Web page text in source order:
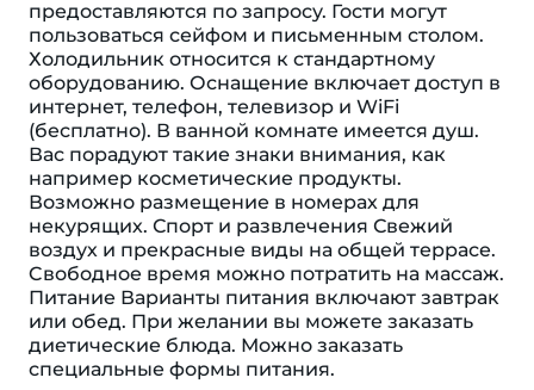
предоставляются по запросу. Гости могут
пользоваться сейфом и письменным столом.
Холодильник относится к стандартному
оборудованию. Оснащение включает доступ в
интернет, телефон, телевизор и WiFi
(бесплатно). В ванной комнате имеется душ.
Вас порадуют такие знаки внимания, как
например косметические продукты.
Возможно размещение в номерах для
некурящих. Спорт и развлечения Свежий
воздух и прекрасные виды на общей террасе.
Cвободное время можно потратить на массаж.
Питание Варианты питания включают завтрак
или обед. При желании вы можете заказать
диетические блюда. Можно заказать
специальные формы питания.